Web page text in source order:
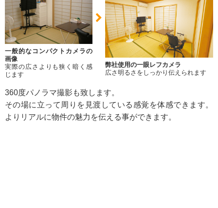
一般的なコンパクトカメラの
画像
実際の広さよりも狭く暗く感
じます
弊社使用の一眼レフカメラ
広さ明るさをしっかり伝えられます
360度パノラマ撮影も致します。
その場に立って周りを見渡している感覚を体感できます。
よりリアルに物件の魅力を伝える事ができます。